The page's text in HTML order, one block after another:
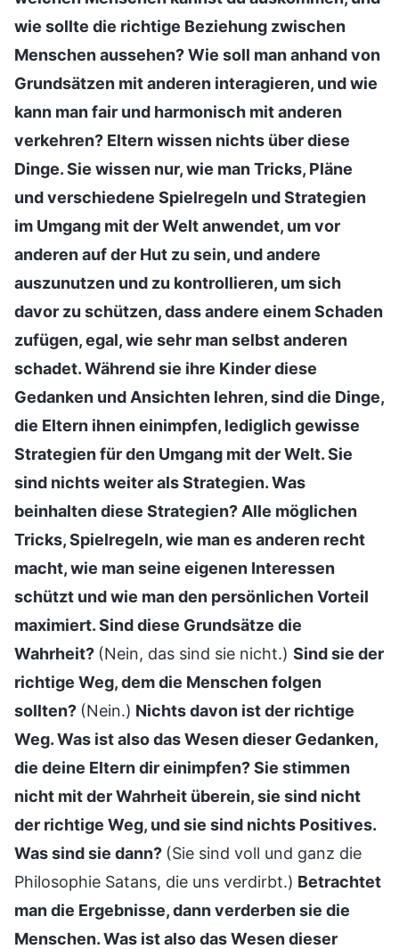
wie sollte die richtige Beziehung zwischen
Menschen aussehen? Wie soll man anhand von
Grundsätzen mit anderen interagieren, und wie
kann man fair und harmonisch mit anderen
verkehren? Eltern wissen nichts über diese
Dinge. Sie wissen nur, wie man Tricks, Pläne
und verschiedene Spielregeln und Strategien
im Umgang mit der Welt anwendet, um vor
anderen auf der Hut zu sein, und andere
auszunutzen und zu kontrollieren, um sich
davor zu schützen, dass andere einem Schaden
zufügen, egal, wie sehr man selbst anderen
schadet. Während sie ihre Kinder diese
Gedanken und Ansichten lehren, sind die Dinge,
die Eltern ihnen einimpfen, lediglich gewisse
Strategien für den Umgang mit der Welt. Sie
sind nichts weiter als Strategien. Was
beinhalten diese Strategien? Alle möglichen
Tricks, Spielregeln, wie man es anderen recht
macht, wie man seine eigenen Interessen
schützt und wie man den persönlichen Vorteil
maximiert. Sind diese Grundsätze die
Wahrheit? (Nein, das sind sie nicht.) Sind sie der
richtige Weg, dem die Menschen folgen
sollten? (Nein.) Nichts davon ist der richtige
Weg. Was ist also das Wesen dieser Gedanken,
die deine Eltern dir einimpfen? Sie stimmen
nicht mit der Wahrheit überein, sie sind nicht
der richtige Weg, und sie sind nichts Positives.
Was sind sie dann? (Sie sind voll und ganz die
Philosophie Satans, die uns verdirbt.) Betrachtet
man die Ergebnisse, dann verderben sie die
Menschen. Was ist also das Wesen dieser